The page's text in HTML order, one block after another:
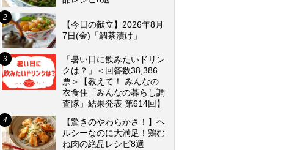
【今日の献立】2026年8月
7日(金)「鯛茶漬け」
「暑い日に飲みたいドリン
クは？」＜回答数38,386
票＞【教えて！ みんなの
衣食住「みんなの暮らし調
査隊」結果発表 第614回】
【驚きのやわらかさ！】ヘ
ルシーなのに大満足！鶏む
ね肉の絶品レシピ8選